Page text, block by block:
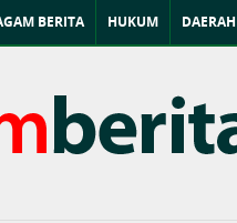
BERITA HUKUM DAERAH